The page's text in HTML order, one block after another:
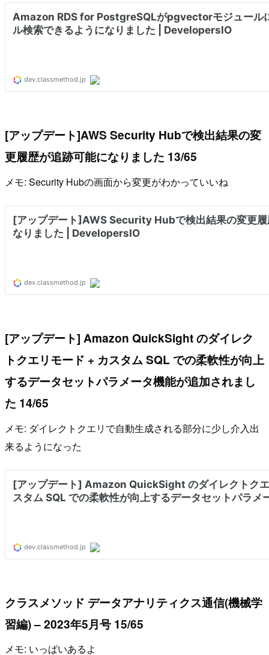
[アップデート]AWS Security Hubで検出結果の変
更履歴が追跡可能になりました 13/65
メモ: Security Hubの画面から変更がわかっていいね
[アップデート] Amazon QuickSight のダイレク
トクエリモード + カスタム SQL での柔軟性が向上
するデータセットパラメータ機能が追加されまし
た 14/65
メモ: ダイレクトクエリで自動生成される部分に少し介入出
来るようになった
クラスメソッド データアナリティクス通信(機械学
習編) – 2023年5月号 15/65
メモ: いっぱいあるよ